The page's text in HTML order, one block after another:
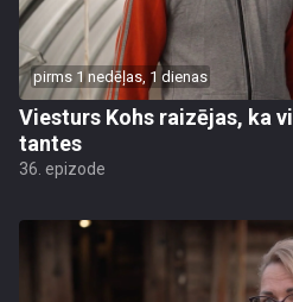
pirms 1 nedēļas, 1 dienas
Viesturs Kohs raizējas, ka
tantes
36. epizode